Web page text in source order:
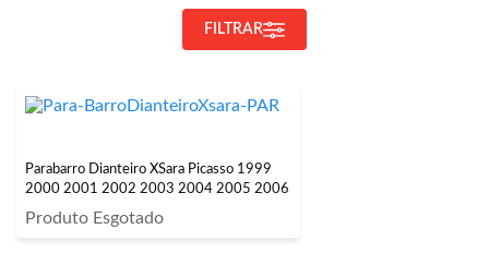
FILTRAR
Parabarro Dianteiro XSara Picasso 1999
2000 2001 2002 2003 2004 2005 2006
Produto Esgotado